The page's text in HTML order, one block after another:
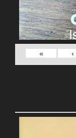
›
»